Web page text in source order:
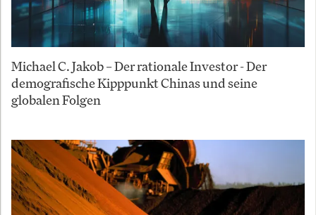
Michael C. Jakob – Der rationale Investor - Der
demografische Kipppunkt Chinas und seine
globalen Folgen